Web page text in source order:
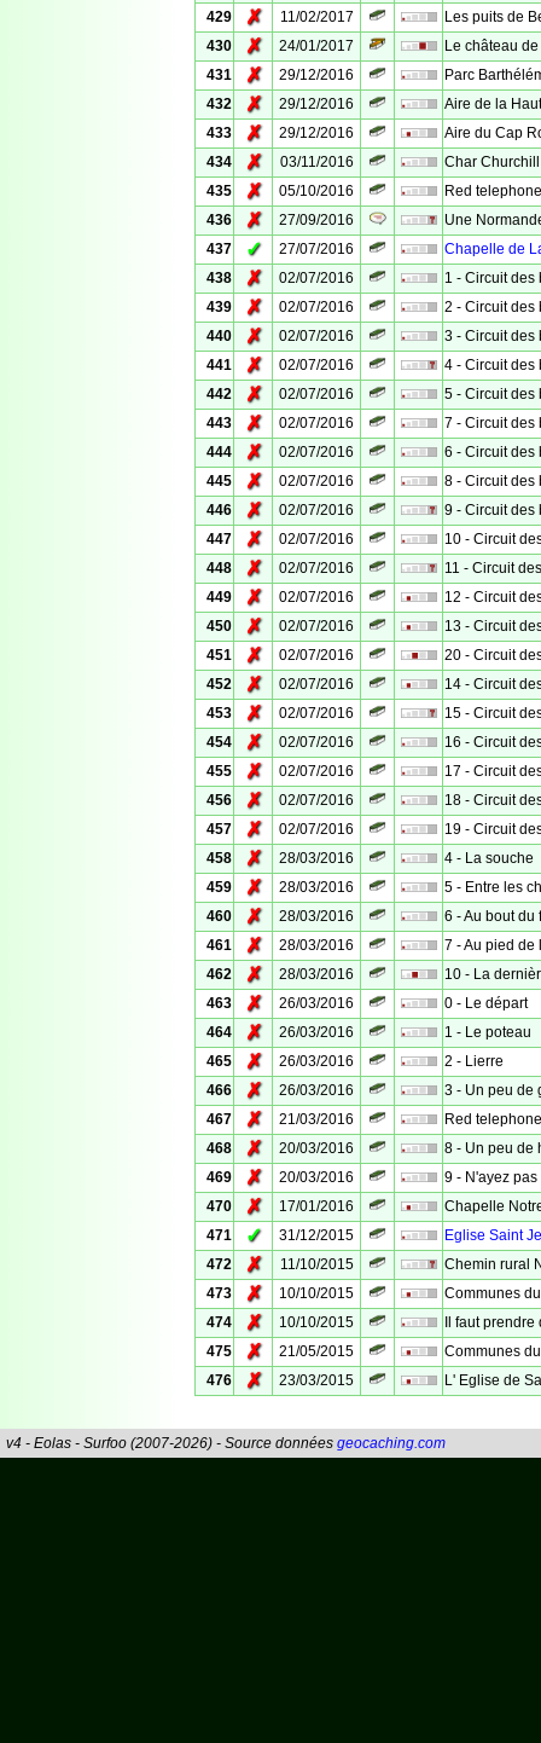
429 ✗ 11/02/2017
Les puits de
430
✗ 24/01/2017
Le château
431
✗ 29/12/2016
Parc
432
✗ 29/12/2016
Aire de la
433
✗ 29/12/2016
Aire du Cap
434
✗ 03/11/2016
Char Churchill
435
✗ 05/10/2016
Red
436
✗ 27/09/2016
Une
437
✓ 27/07/2016
Chapelle de
438
✗ 02/07/2016
1 - Circuit des
439
✗ 02/07/2016
2 - Circuit des
440
✗ 02/07/2016
3 - Circuit des
441
✗ 02/07/2016
4 - Circuit des
442
✗ 02/07/2016
5 - Circuit des
443
✗ 02/07/2016
7 - Circuit des
444
✗ 02/07/2016
6 - Circuit des
445
✗ 02/07/2016
8 - Circuit des
446
✗ 02/07/2016
9 - Circuit des
447
✗ 02/07/2016
10 - Circuit
448
✗ 02/07/2016
11 - Circuit
449
✗ 02/07/2016
12 - Circuit
450
✗ 02/07/2016
13 - Circuit
451
✗ 02/07/2016
20 - Circuit
452
✗ 02/07/2016
14 - Circuit
453
✗ 02/07/2016
15 - Circuit
454
✗ 02/07/2016
16 - Circuit
455
✗ 02/07/2016
17 - Circuit
456
✗ 02/07/2016
18 - Circuit
457
✗ 02/07/2016
19 - Circuit
458
✗ 28/03/2016
4 - La souche
459
✗ 28/03/2016
5 - Entre les
460
✗ 28/03/2016
6 - Au bout du
461
✗ 28/03/2016
7 - Au pied de
462
✗ 28/03/2016
10 - La
463
✗ 26/03/2016
0 - Le départ
464
✗ 26/03/2016
1 - Le poteau
465
✗ 26/03/2016
2 - Lierre
466
✗ 26/03/2016
3 - Un peu de
467
✗ 21/03/2016
Red
468
✗ 20/03/2016
8 - Un peu de
469
✗ 20/03/2016
9 - N'ayez pas
470
✗ 17/01/2016
Chapelle
471
✓ 31/12/2015
Eglise Saint
472
✗ 11/10/2015
Chemin rural
473
✗ 10/10/2015
Communes
474
✗ 10/10/2015
Il faut
475
✗ 21/05/2015
Communes
476
✗ 23/03/2015 L' Eglise de
v4 - Eolas - Surfoo (2007-2026) - Source données geocaching.com